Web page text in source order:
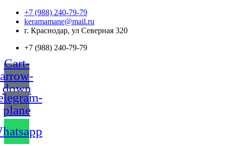
Перейти
содержимому
+7 (988) 240-79-79
keramamane@mail.ru
г. Краснодар, ул Северная 320
+7 (988) 240-79-79
Cart-
arrow-
down
plane